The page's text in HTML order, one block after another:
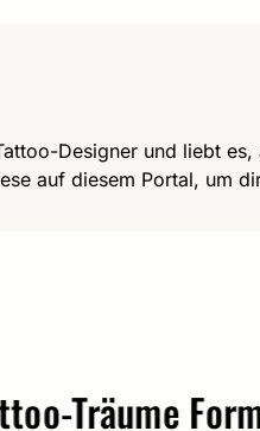
Designer und liebt
auf diesem Portal, um
Form